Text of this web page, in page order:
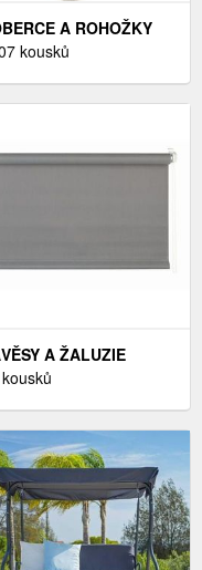
A ROHOŽKY
kousků
A ŽALUZIE